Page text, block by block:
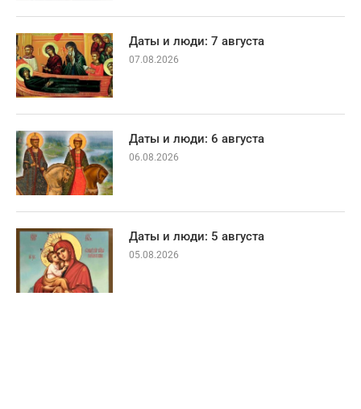
Даты и люди: 7 августа
07.08.2026
Даты и люди: 6 августа
06.08.2026
Даты и люди: 5 августа
05.08.2026